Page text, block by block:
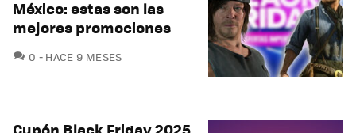
México: estas son las
mejores promociones
0 COMENTARIOS
HACE 9 MESES